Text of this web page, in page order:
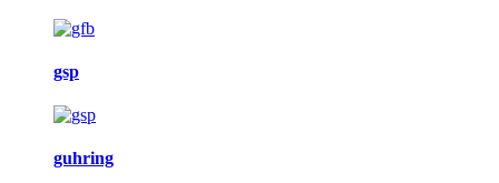
gsp
guhring